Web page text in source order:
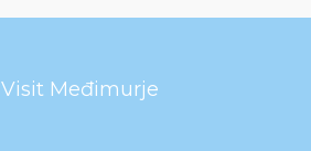
Visit Međimurje